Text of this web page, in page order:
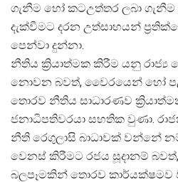
ගැනීම හෝ කටඋත්තර ලබා
දැක්වීමට දරන උත්සාහයන් ප්
පෙන්වා දුන්නා.
නීතිය ක්රියාත්මක කිරීම යනු රාජ්
නොවන බවත්, වෛරයෙන් හෝ
තොරව නීතිය සාධාරණව ක්
ජනාධිපතිවරයා සහතික වුණා.
නීති රෙගුලාසි බාධාවක් වන්නේ
වෙනස් කිරීමට රජය සූදානම්
බලපෑමකින් තොරව කාර්යක්ෂමව